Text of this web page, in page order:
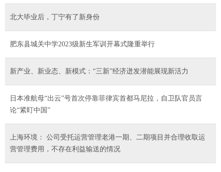
北大毕业后，丁宁有了新身份
肥东县城关中学2023级新生军训开幕式隆重举行
新产业、新业态、新模式：“三新”经济迸发潜能展现新活力
日本准航母“出云”号首次停靠菲律宾首都马尼拉，自卫队官员言
论“紧盯中国”
上海环境： 公司受托运营管理老港一期、二期项目并合理收取运
营管理费用，不存在利益输送的情况